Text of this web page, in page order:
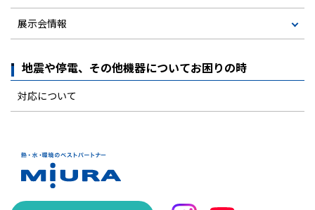
展示会情報
地震や停電、その他機器についてお困りの時
対応について